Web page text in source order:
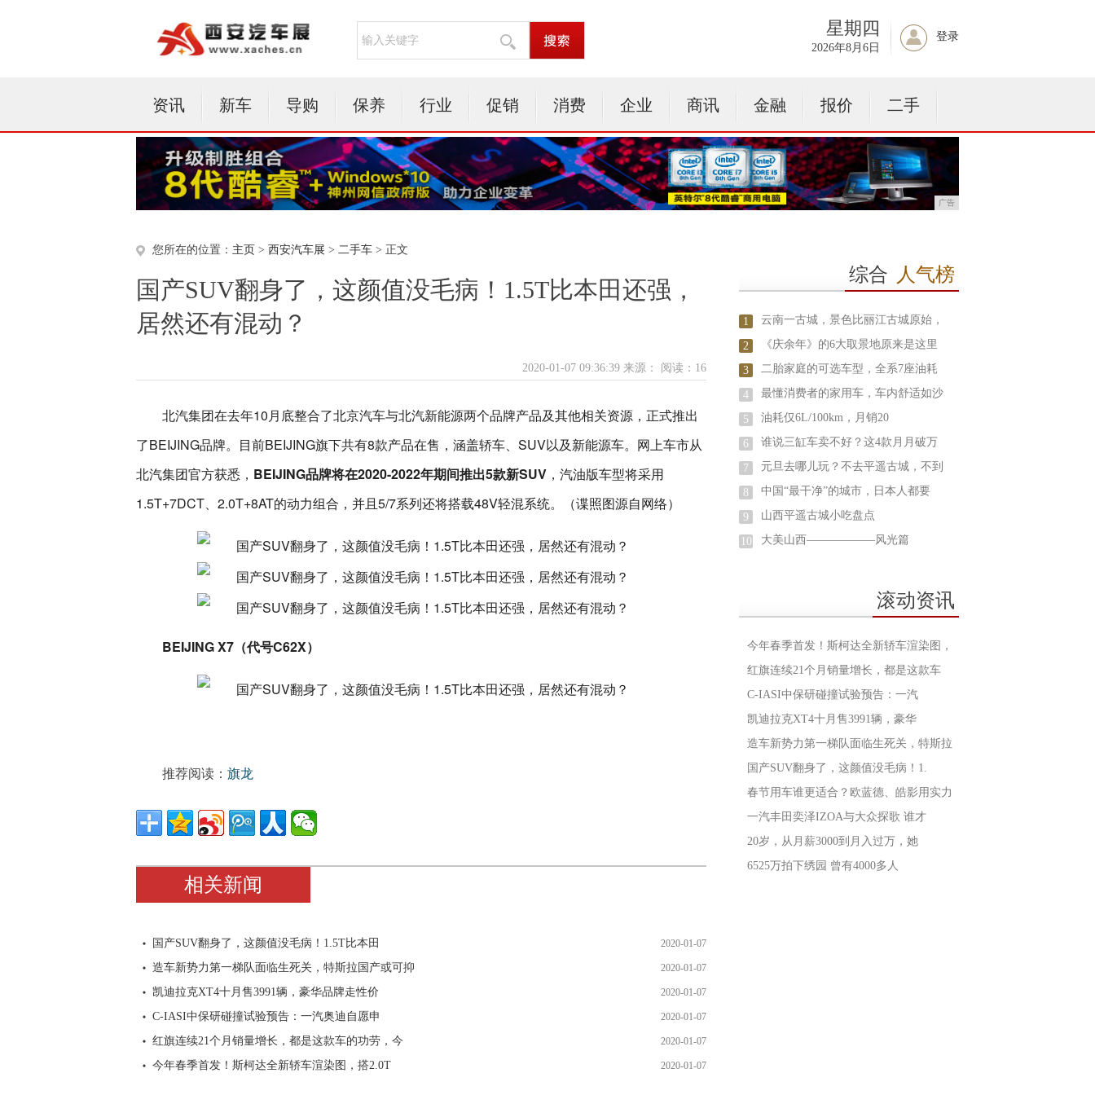
星期四
2026年8月6日
登录
资讯 新车 导购 保养 行业 促销 消费 企业 商讯 金融 报价 二手
广告
您所在的位置： 主页 > 西安汽车展 > 二手车 > 正文
国产SUV翻身了，这颜值没毛病！1.5T比本田还强，
居然还有混动？
2020-01-07 09:36:39 来源： 阅读：16
北汽集团在去年10月底整合了北京汽车与北汽新能源两个品牌产品及其他相关资源，正式推出
了BEIJING品牌。目前BEIJING旗下共有8款产品在售，涵盖轿车、SUV以及新能源车。网上车市从
北汽集团官方获悉， BEIJING品牌将在2020-2022年期间推出5款新SUV ，汽油版车型将采用
1.5T+7DCT、2.0T+8AT的动力组合，并且5/7系列还将搭载48V轻混系统。（谍照图源自网络）
BEIJING X7（代号C62X）
推荐阅读： 旗龙
相关新闻
国产SUV翻身了，这颜值没毛病！1.5T比本田 2020-01-07
造车新势力第一梯队面临生死关，特斯拉国产或可抑 2020-01-07
凯迪拉克XT4十月售3991辆，豪华品牌走性价 2020-01-07
C-IASI中保研碰撞试验预告：一汽奥迪自愿申 2020-01-07
红旗连续21个月销量增长，都是这款车的功劳，今 2020-01-07
今年春季首发！斯柯达全新轿车渲染图，搭2.0T 2020-01-07
综合 人气榜
1 云南一古城，景色比丽江古城原始，
2 《庆余年》的6大取景地原来是这里
3 二胎家庭的可选车型，全系7座油耗
4 最懂消费者的家用车，车内舒适如沙
5 油耗仅6L/100km，月销20
6 谁说三缸车卖不好？这4款月月破万
7 元旦去哪儿玩？不去平遥古城，不到
8 中国“最干净”的城市，日本人都要
9 山西平遥古城小吃盘点
10 大美山西——————风光篇
滚动资讯
今年春季首发！斯柯达全新轿车渲染图，
红旗连续21个月销量增长，都是这款车
C-IASI中保研碰撞试验预告：一汽
凯迪拉克XT4十月售3991辆，豪华
造车新势力第一梯队面临生死关，特斯拉
国产SUV翻身了，这颜值没毛病！1.
春节用车谁更适合？欧蓝德、皓影用实力
一汽丰田奕泽IZOA与大众探歌 谁才
20岁，从月薪3000到月入过万，她
6525万拍下绣园 曾有4000多人